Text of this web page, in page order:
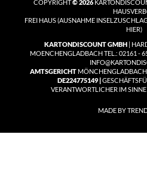
COPYRIGHT© 2026
FREI HAUS(AUSNAHME
HIER)
KARTONDISCOUNT GMBH |
MOENCHENGLADBACH TEL.: 02161 -
AMTSGERICHT MÖNCHENGLADBACH
DE224775149 |
VERANTWORTLICHER IM
MADE BY